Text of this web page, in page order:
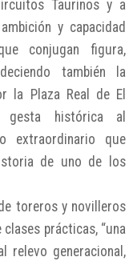
Taurinos y a
y capacidad
conjugan figura,
también la
la Plaza Real de El
gesta histórica al
extraordinario que
de uno de los
toreros y novilleros
prácticas, “una
relevo generacional,